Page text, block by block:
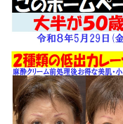
回目の受診予定あり。
2026.01.22
2026年2月より､新た
新体制で臨みます｡看
もおられるようでし
看護師だけを採用す
当面は医師または熟